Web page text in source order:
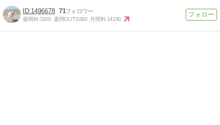
1496678 71
週間IN:3300 週間OUT:5260 月間IN:14190